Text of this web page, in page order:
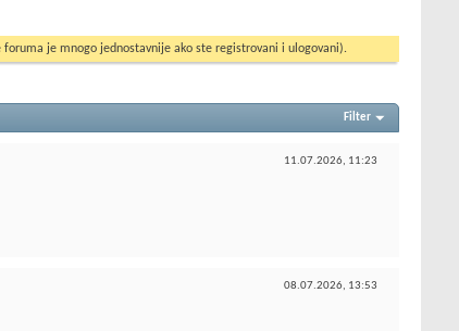
je mnogo jednostavnije ako ste registrovani i ulogovani).
Filter
11.07.2026, 11:23
08.07.2026, 13:53